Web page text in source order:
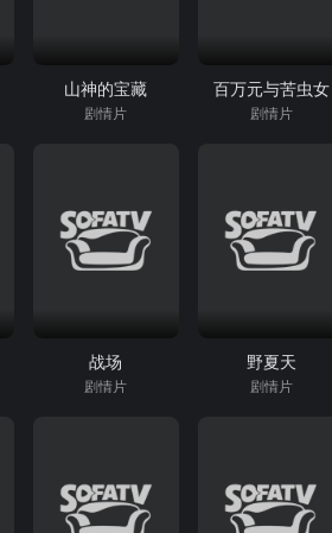
山神的宝藏
剧情片
百万元与苦虫女
剧情片
战场
剧情片
野夏天
剧情片